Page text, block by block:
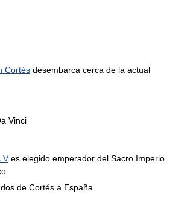
Cortés desembarca cerca de la actual
Vinci
Ves elegido emperador del Sacro Imperio
de Cortés a España